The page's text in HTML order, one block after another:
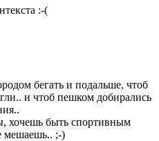
:-(
бегать и подальше, чтоб
и чтоб пешком добирались
хочешь быть спортивным
мешаешь.. ;-)